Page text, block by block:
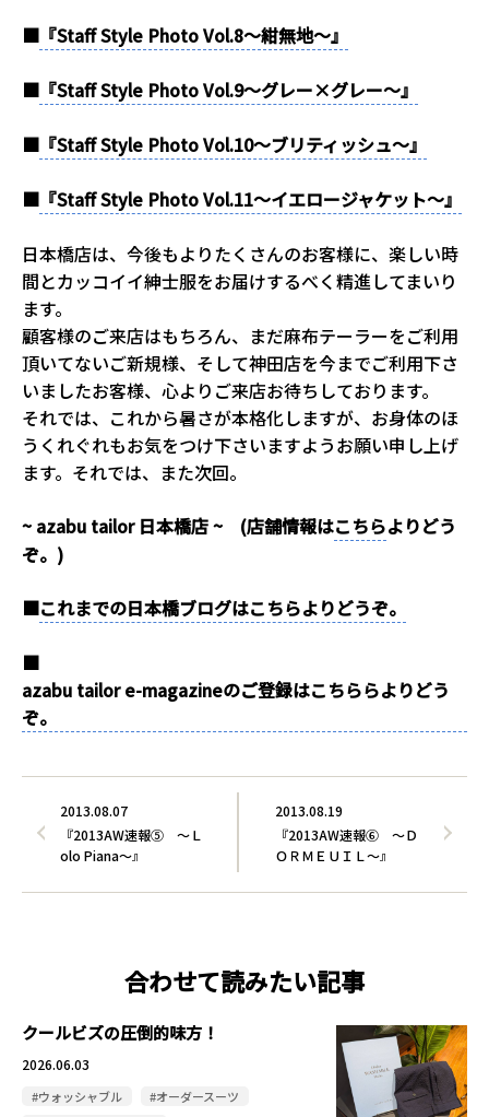
■ 『Staff Style Photo Vol.8～紺無地～』
■ 『Staff Style Photo Vol.9～グレー×グレー～』
■ 『Staff Style Photo Vol.10～ブリティッシュ～』
■ 『Staff Style Photo Vol.11～イエロージャケット～』
日本橋店は、今後もよりたくさんのお客様に、楽しい時
間とカッコイイ紳士服をお届けするべく精進してまいり
ます。
顧客様のご来店はもちろん、まだ麻布テーラーをご利用
頂いてないご新規様、そして神田店を今までご利用下さ
いましたお客様、心よりご来店お待ちしております。
それでは、これから暑さが本格化しますが、お身体のほ
うくれぐれもお気をつけ下さいますようお願い申し上げ
ます。それでは、また次回。
~ azabu tailor 日本橋店 ~ (店舗情報はこちらよりどう
ぞ。)
■これまでの日本橋ブログはこちらよりどうぞ。
■
azabu tailor e-magazineのご登録はこちららよりどう
ぞ。
2013.08.19
『2013AW速報⑥ ～Ｄ
ＯＲＭＥＵＩＬ～』
2013.08.07
『2013AW速報⑤ ～Ｌ
olo Piana～』
合わせて読みたい記事
クールビズの圧倒的味方！
2026.06.03
#ウォッシャブル
#オーダースーツ